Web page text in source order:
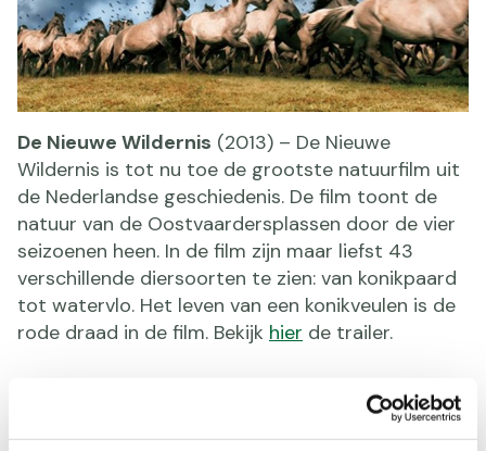
De Nieuwe Wildernis (2013) – De Nieuwe
Wildernis is tot nu toe de grootste natuurfilm uit
de Nederlandse geschiedenis. De film toont de
natuur van de Oostvaardersplassen door de vier
seizoenen heen. In de film zijn maar liefst 43
verschillende diersoorten te zien: van konikpaard
tot watervlo. Het leven van een konikveulen is de
rode draad in de film. Bekijk hier de trailer.
(2011) - Deze Duitse flim
gaat over vier vriendinnen die op pelgrimstocht